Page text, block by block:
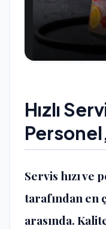
Hızlı
Servis hızı
tarafından en
arasında.